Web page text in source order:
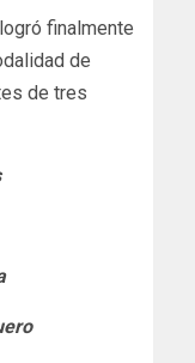
finalmente
de
de tres